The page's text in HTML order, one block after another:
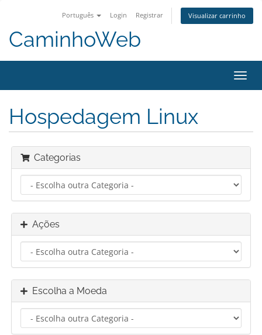
Português Login Registrar Visualizar carrinho
CaminhoWeb
Hospedagem Linux
Categorias
Ações
Escolha a Moeda